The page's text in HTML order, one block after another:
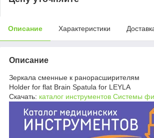
Описание Характеристики
Описание
Зеркала сменные к ранорасширителям
Holder for flat Brain Spatula for LEYLA
Скачать: каталог инструментов Системы